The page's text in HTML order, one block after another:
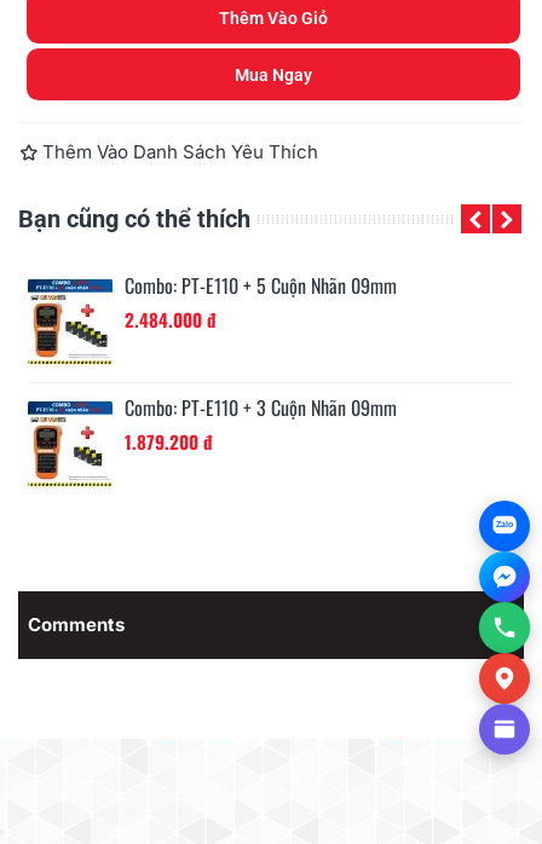
Thêm Vào Giỏ
Mua Ngay
Thêm Vào Danh Sách Yêu Thích
Bạn cũng có thể thích
Combo: PT-E110 + 5 Cuộn Nhãn 09mm
2.484.000 đ
Combo: PT-E110 + 3 Cuộn Nhãn 09mm
1.879.200 đ
Comments
Zalo